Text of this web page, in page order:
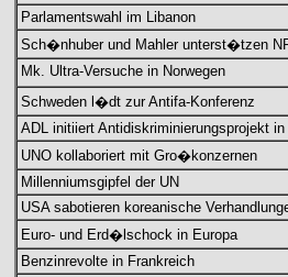
Parlamentswahl im Libanon
Sch�nhuber und Mahler unterst�tzen
Mk. Ultra-Versuche in Norwegen
Schweden l�dt zur Antifa-Konferenz
ADL initiiert Antidiskriminierungsprojekt in
UNO kollaboriert mit Gro�konzernen
Millenniumsgipfel der UN
USA sabotieren koreanische
Euro- und Erd�lschock in Europa
Benzinrevolte in Frankreich